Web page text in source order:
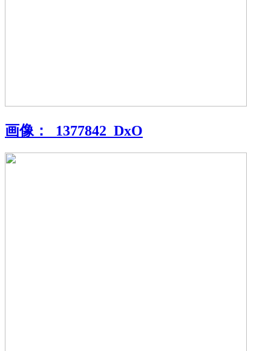
画像： _1377842_DxO